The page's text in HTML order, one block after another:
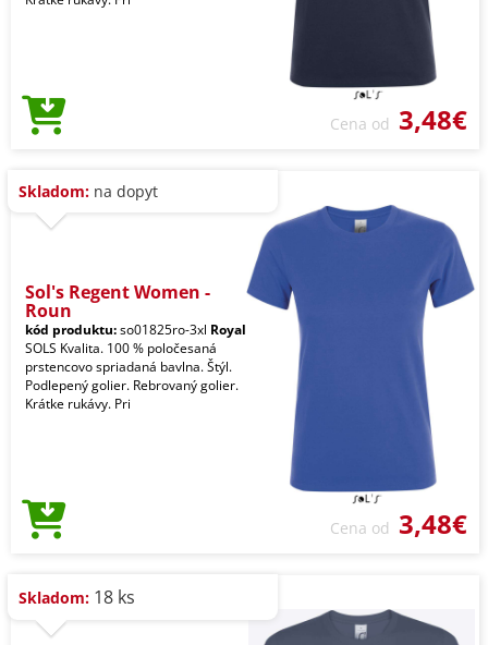
Cena od 3,48€
Skladom: na dopyt
Sol's Regent Women -
Roun
kód produktu:so01825ro-3xl Royal
SOLS Kvalita. 100 % poločesaná
prstencovo spriadaná bavlna. Štýl.
Podlepený golier. Rebrovaný golier.
Krátke rukávy. Pri
Cena od 3,48€
Skladom: 18 ks